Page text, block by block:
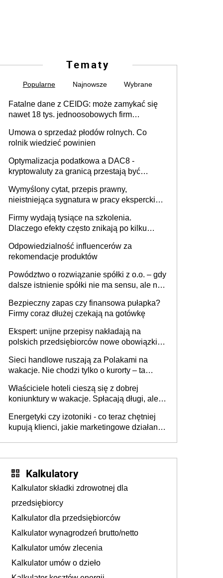
Tematy
Popularne Najnowsze Wybrane
Fatalne dane z CEIDG: może zamykać się
nawet 18 tys. jednoosobowych firm
Umowa o sprzedaż płodów rolnych. Co
rolnik wiedzieć powinien
Optymalizacja podatkowa a DAC8 -
kryptowaluty za granicą przestają być
Wymyślony cytat, przepis prawny,
nieistniejąca sygnatura w pracy eksperckiej -
firmie
Firmy wydają tysiące na szkolenia.
Dlaczego efekty często znikają po kilku
Odpowiedzialność influencerów za
rekomendacje produktów
Powództwo o rozwiązanie spółki z o.o. – gdy
dalsze istnienie spółki nie ma sensu, ale nie
Bezpieczny zapas czy finansowa pułapka?
Firmy coraz dłużej czekają na gotówkę
Ekspert: unijne przepisy nakładają na
polskich przedsiębiorców nowe obowiązki w
Sieci handlowe ruszają za Polakami na
wakacje. Nie chodzi tylko o kurorty – ta
tam, gdzie wielu spędzi urlop po cichu
Właściciele hoteli cieszą się z dobrej
koniunktury w wakacje. Spłacają długi, ale
Energetyki czy izotoniki - co teraz chętniej
kupują klienci, jakie marketingowe działania
Kalkulatory
Kalkulator składki zdrowotnej dla
przedsiębiorcy
Kalkulator dla przedsiębiorców
Kalkulator wynagrodzeń brutto/netto
Kalkulator umów zlecenia
Kalkulator umów o dzieło